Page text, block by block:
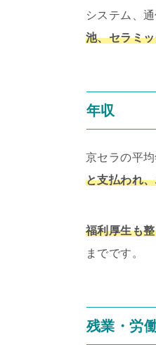
システム、
池、セラミ
年収
京セラの平
と支払われ
福利厚生も
までです。
残業・労